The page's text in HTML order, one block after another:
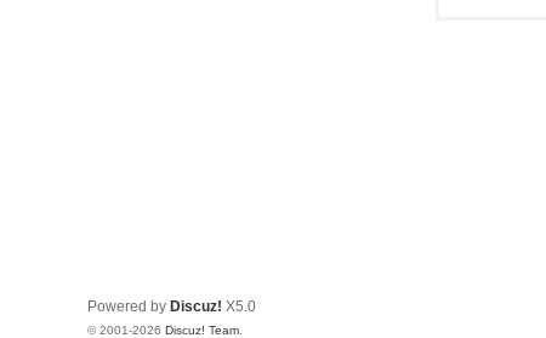
Powered by Discuz! X5.0
© 2001-2026 Discuz! Team